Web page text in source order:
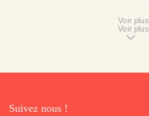
Voir plus
Voir plus
Suivez nous !